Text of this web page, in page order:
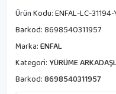
Ürün Kodu:ENFAL-LC-31194-
Barkod:8698540311957
Marka:ENFAL
Kategori:YÜRÜME
Barkod:8698540311957